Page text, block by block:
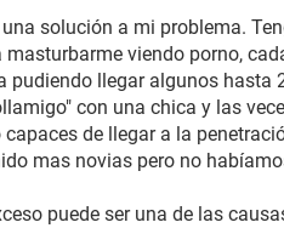
solución a mi problema.
viendo porno,
pudiendo llegar algunos hasta
con una chica y las
de llegar a la
mas novias pero no
puede ser una de las